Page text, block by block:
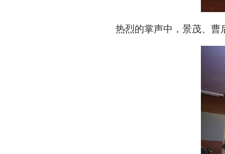
热烈的掌声中，景茂、曹